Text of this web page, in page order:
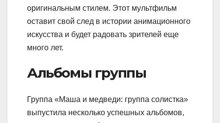
оригинальным стилем. Этот мультфильм
оставит свой след в истории анимационного
искусства и будет радовать зрителей еще
много лет.
Альбомы группы
Группа «Маша и медведи: группа солистка»
выпустила несколько успешных альбомов,